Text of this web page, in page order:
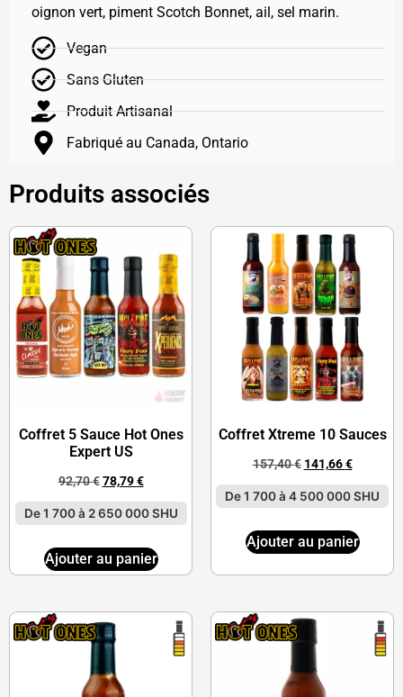
oignon vert, piment Scotch Bonnet, ail, sel marin.
Vegan
Sans Gluten
Produit Artisanal
Fabriqué au Canada, Ontario
Produits associés
Coffret 5 Sauce Hot Ones
Expert US
92,70€ 78,79€
De 1 700 à 2 650 000 SHU
Ajouter au panier
Coffret Xtreme 10 Sauces
157,40€ 141,66€
De 1 700 à 4 500 000 SHU
Ajouter au panier